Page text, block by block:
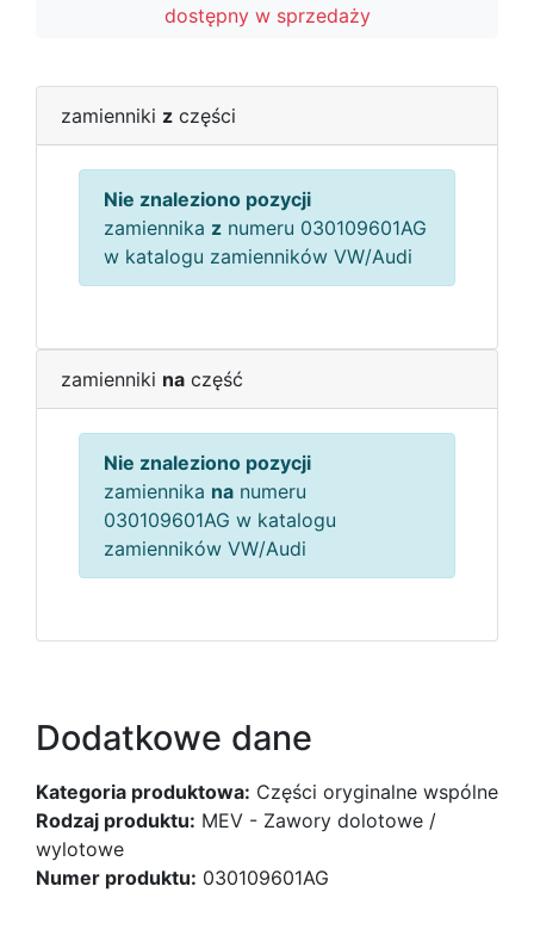
dostępny w sprzedaży
zamienniki z części
Nie znaleziono pozycji
zamiennika z numeru 030109601AG
w katalogu zamienników VW/Audi
zamienniki na część
Nie znaleziono pozycji
zamiennika na numeru
030109601AG w katalogu
zamienników VW/Audi
Dodatkowe dane
Kategoria produktowa: Części oryginalne wspólne
Rodzaj produktu: MEV - Zawory dolotowe /
wylotowe
Numer produktu: 030109601AG